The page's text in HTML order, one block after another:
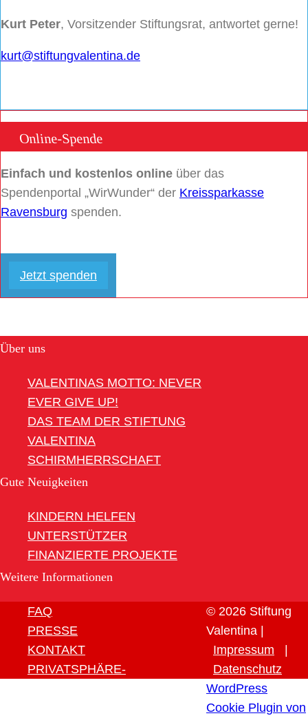
Kurt Peter, Vorsitzender Stiftungsrat, antwortet gerne!
kurt@stiftungvalentina.de
Online-Spende
Einfach und kostenlos online über das
Spendenportal „WirWunder“ der Kreissparkasse
Ravensburg spenden.
Jetzt spenden
Über uns
VALENTINAS MOTTO: NEVER
EVER GIVE UP!
DAS TEAM DER STIFTUNG
VALENTINA
SCHIRMHERRSCHAFT
Gute Neuigkeiten
KINDERN HELFEN
UNTERSTÜTZER
FINANZIERTE PROJEKTE
Weitere Informationen
FAQ
PRESSE
KONTAKT
PRIVATSPHÄRE-
© 2026 Stiftung
Valentina |
Impressum
Datenschutz
WordPress
Cookie Plugin von